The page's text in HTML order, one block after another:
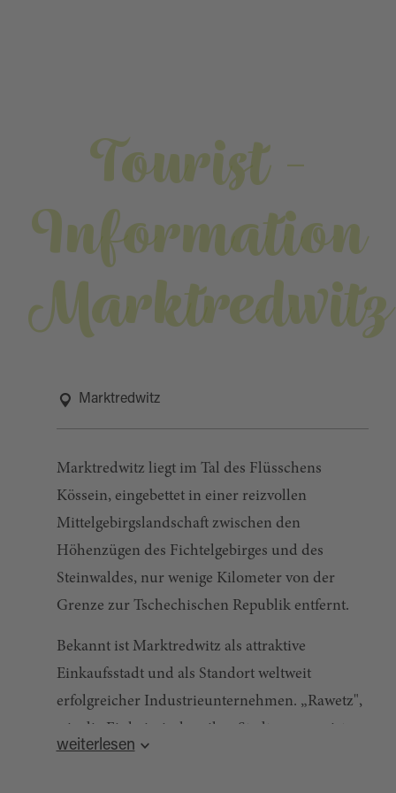
Tourist -
Information
Marktredwitz
Marktredwitz
Marktredwitz liegt im Tal des Flüsschens
Kössein, eingebettet in einer reizvollen
Mittelgebirgslandschaft zwischen den
Höhenzügen des Fichtelgebirges und des
Steinwaldes, nur wenige Kilometer von der
Grenze zur Tschechischen Republik entfernt.
Bekannt ist Marktredwitz als attraktive
Einkaufsstadt und als Standort weltweit
erfolgreicher Industrieunternehmen. „Rawetz",
wie die Einheimischen ihre Stadt nennen, ist
aber auch Schulstandort mit breitgefächerten
weiterlesen